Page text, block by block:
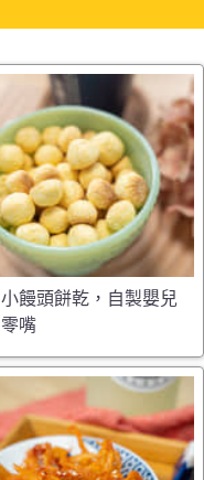
小饅頭餅乾，自製嬰兒
零嘴